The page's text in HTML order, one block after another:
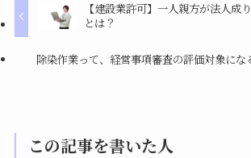
【建設業許可】一人親方が法人成
とは？
除染作業って、経営事項審査の評価対象にな
この記事を書いた人